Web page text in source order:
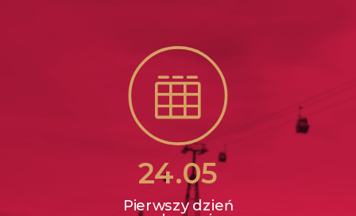

24.05
Pierwszy dzień